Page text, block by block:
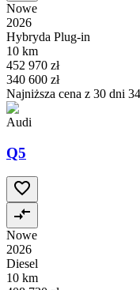
Nowe
2026
Hybryda Plug-in
10 km
452 970 zł
340 600 zł
Najniższa cena z 30 dni
Audi
Q5
Nowe
2026
Diesel
10 km